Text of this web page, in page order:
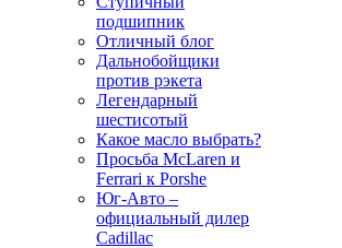
подшипник
Отличный блог
Дальнобойщики
против рэкета
Легендарный
шестисотый
Какое масло выбрать?
Просьба McLaren и
Ferrari к Porshe
Юг-Авто –
официальный дилер
Cadillac